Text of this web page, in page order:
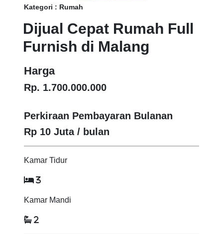
Kategori : Rumah
Dijual Cepat Rumah Full
Furnish di Malang
Harga
Rp. 1.700.000.000
Perkiraan Pembayaran Bulanan
Rp 10 Juta / bulan
Kamar Tidur
3
Kamar Mandi
2